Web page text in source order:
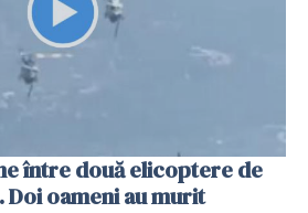
între două elicoptere de
Doi oameni au murit